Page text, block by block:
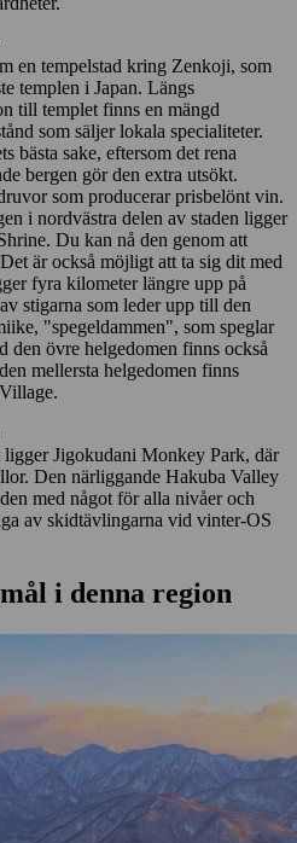
en tempelstad kring Zenkoji, som
templen i Japan. Längs
till templet finns en mängd
som säljer lokala specialiteter.
bästa sake, eftersom det rena
bergen gör den extra utsökt.
som producerar prisbelönt vin.
i nordvästra delen av staden ligger
Du kan nå den genom att
är också möjligt att ta sig dit med
fyra kilometer längre upp på
stigarna som leder upp till den
"spegeldammen", som speglar
den övre helgedomen finns också
mellersta helgedomen finns
Jigokudani Monkey Park, där
Den närliggande Hakuba Valley
med något för alla nivåer och
av skidtävlingarna vid vinter-OS
i denna region